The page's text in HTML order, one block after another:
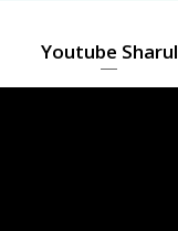
Youtube Sharul